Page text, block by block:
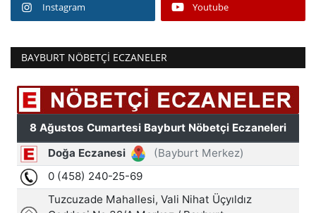
Instagram Youtube
BAYBURT NÖBETÇI ECZANELER